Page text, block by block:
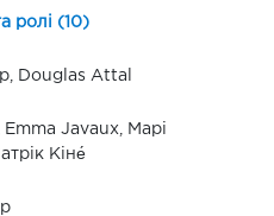
ролі (10)
Douglas Attal
Javaux, Марі
Кіне́